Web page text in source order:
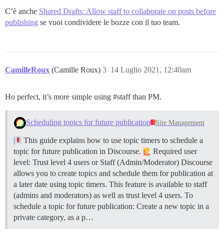
C’è anche Shared Drafts: Allow staff to collaborate on posts before
publishing se vuoi condividere le bozze con il tuo team.
CamilleRoux (Camille Roux) 14 Luglio 2021, 12:40am
3
Ho perfect, it’s more simple using #staffthan PM.
Scheduling topics for future publication Site Management
This guide explains how to use topic timers to schedule a
topic for future publication in Discourse.
Required user
level: Trust level 4 users or Staff (Admin/Moderator) Discourse
allows you to create topics and schedule them for publication at
a later date using topic timers. This feature is available to staff
(admins and moderators) as well as trust level 4 users. To
schedule a topic for future publication: Create a new topic in a
private category, as a p…